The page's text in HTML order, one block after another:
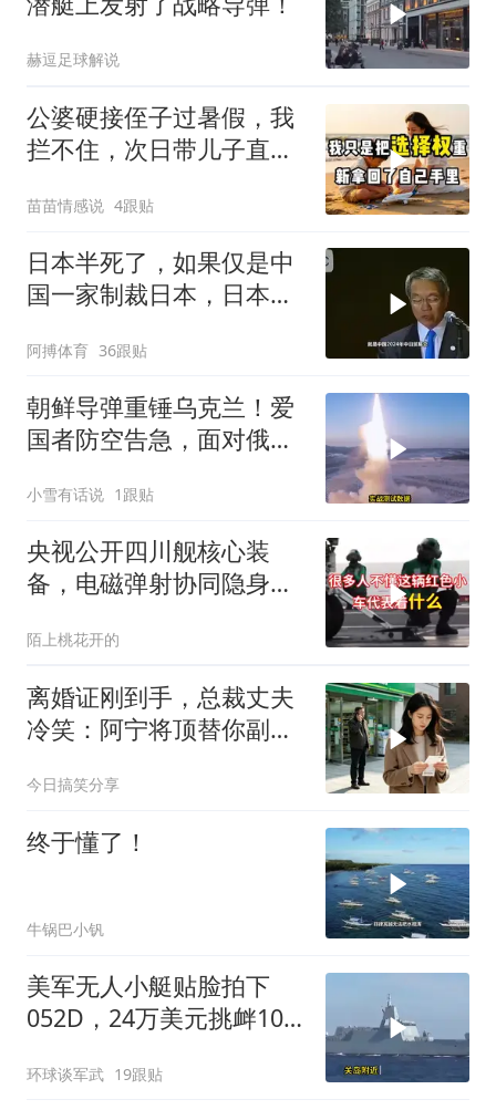
赫逗足球解说
公婆硬接侄子过暑假，我
拦不住，次日带儿子直飞
苗苗情感说 4跟贴
日本半死了，如果仅是中
国一家制裁日本，日本可
阿搏体育 36跟贴
朝鲜导弹重锤乌克兰！爱
国者防空告急，面对俄朝
绝望？
小雪有话说 1跟贴
央视公开四川舰核心装
备，电磁弹射协同隐身无
陌上桃花开的
离婚证刚到手，总裁丈夫
冷笑：阿宁将顶替你副总
今日搞笑分享
终于懂了！
牛锅巴小钒
美军无人小艇贴脸拍下
052D，24万美元挑衅10
战法？
环球谈军武 19跟贴